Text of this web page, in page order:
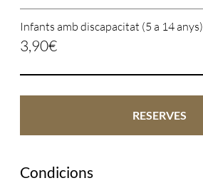
Infants amb discapacitat (5 a 14 anys)
3,90€
RESERVES
Condicions